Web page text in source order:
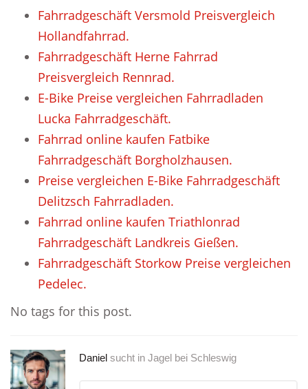
Fahrradgeschäft Versmold Preisvergleich
Hollandfahrrad.
Fahrradgeschäft Herne Fahrrad
Preisvergleich Rennrad.
E-Bike Preise vergleichen Fahrradladen
Lucka Fahrradgeschäft.
Fahrrad online kaufen Fatbike
Fahrradgeschäft Borgholzhausen.
Preise vergleichen E-Bike Fahrradgeschäft
Delitzsch Fahrradladen.
Fahrrad online kaufen Triathlonrad
Fahrradgeschäft Landkreis Gießen.
Fahrradgeschäft Storkow Preise vergleichen
Pedelec.
No tags for this post.
Daniel sucht in Jagel bei Schleswig